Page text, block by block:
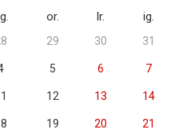
or. lr. ig.
29 30 31
5 6 7
12 13 14
19 20 21